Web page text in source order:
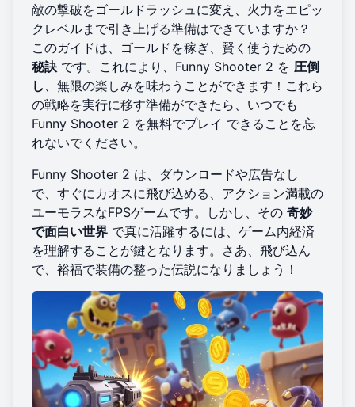
敵の撃破をゴールドラッシュに変え、火力をエピッ
クレベルまで引き上げる準備はできていますか？
このガイドは、ゴールドを稼ぎ、賢く使うための
秘訣 です。これにより、Funny Shooter 2 を 圧倒
し 、無限の楽しみを味わうことができます！これら
の戦略を実行に移す準備ができたら、いつでも
Funny Shooter 2 を無料でプレイ できることを忘
れないでください。
Funny Shooter 2 は、ダウンロードや広告なし
で、すぐにカオスに飛び込める、アクション満載の
ユーモラスなFPSゲームです。しかし、その 奇妙
で面白い世界 で真に活躍するには、ゲーム内経済
を理解することが鍵となります。さあ、飛び込ん
で、裕福で装備の整った伝説になりましょう！